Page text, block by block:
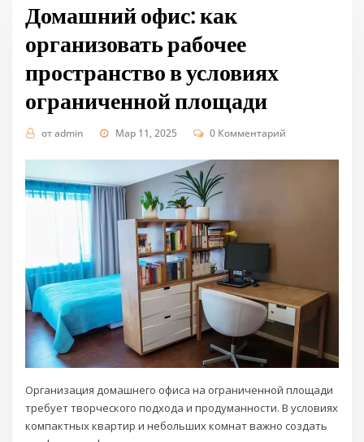
Домашний офис: как
организовать рабочее
пространство в условиях
ограниченной площади
отadmin Мар 11, 2025 0 Комментарий
Организация домашнего офиса на ограниченной площади
требует творческого подхода и продуманности. В условиях
компактных квартир и небольших комнат важно создать